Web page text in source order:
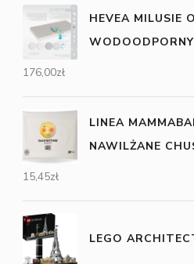
HEVEA MILUSIE
176,00zł
LINEA
NAWILŻANE
15,45zł
LEGO